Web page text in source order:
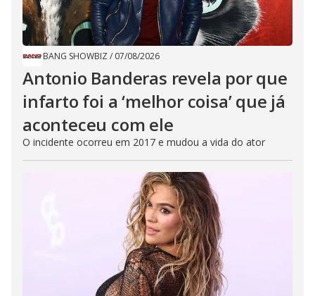
BANG SHOWBIZ / 07/08/2026
Antonio Banderas revela por que
infarto foi a ‘melhor coisa’ que já
aconteceu com ele
O incidente ocorreu em 2017 e mudou a vida do ator